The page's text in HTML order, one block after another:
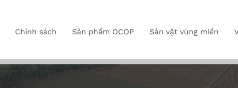
Chính sách Sản phẩm OCOP Sản vật vùng miền